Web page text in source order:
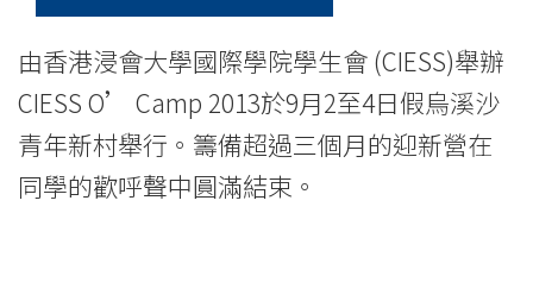
學
院
消
息
由香港浸會大學國際學院學生會 (CIESS)舉辦
CIESS O’ Camp 2013於9月2至4日假烏溪沙
青年新村舉行。籌備超過三個月的迎新營在
同學的歡呼聲中圓滿結束。